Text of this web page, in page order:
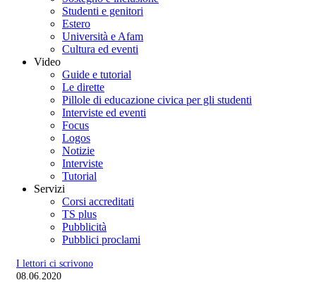
Studenti e genitori
Estero
Università e Afam
Cultura ed eventi
Video
Guide e tutorial
Le dirette
Pillole di educazione civica per gli studenti
Interviste ed eventi
Focus
Logos
Notizie
Interviste
Tutorial
Servizi
Corsi accreditati
TS plus
Pubblicità
Pubblici proclami
I lettori ci scrivono
08.06.2020